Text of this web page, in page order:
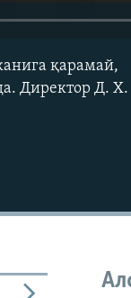
қарамай,
Директор Д. Х.